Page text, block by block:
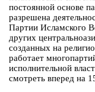
постоянной основе
разрешена
Партии Исламского
других
созданных на
работает
исполнительной
смотреть вперед на